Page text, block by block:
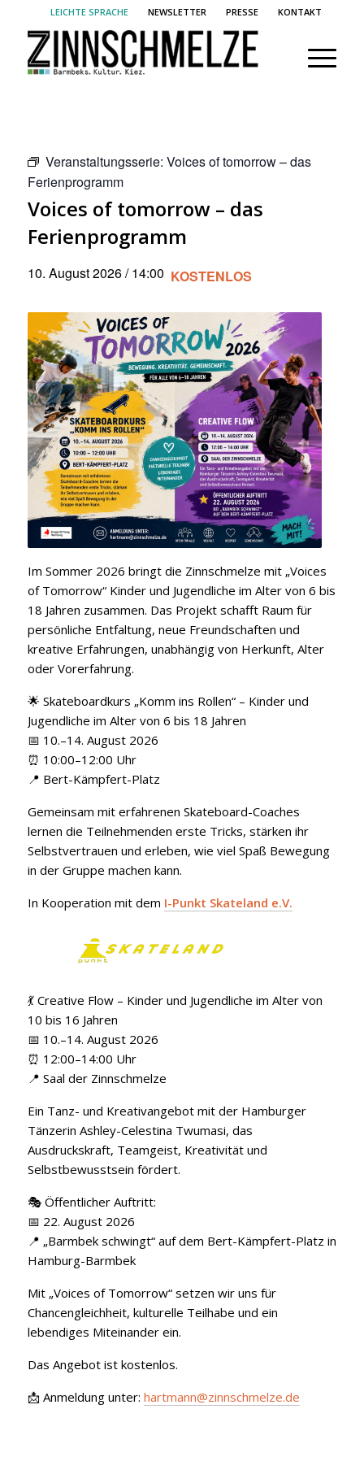
LEICHTE SPRACHE NEWSLETTER PRESSE KONTAKT
Veranstaltungsserie: Voices of tomorrow – das
Ferienprogramm
Voices of tomorrow – das
Ferienprogramm
10. August 2026 / 14:00 KOSTENLOS
Im Sommer 2026 bringt die Zinnschmelze mit „Voices
of Tomorrow“ Kinder und Jugendliche im Alter von 6 bis
18 Jahren zusammen. Das Projekt schafft Raum für
persönliche Entfaltung, neue Freundschaften und
kreative Erfahrungen, unabhängig von Herkunft, Alter
oder Vorerfahrung.
🌟 Skateboardkurs „Komm ins Rollen“ – Kinder und
Jugendliche im Alter von 6 bis 18 Jahren
📅 10.–14. August 2026
⏰ 10:00–12:00 Uhr
📍 Bert-Kämpfert-Platz
Gemeinsam mit erfahrenen Skateboard-Coaches
lernen die Teilnehmenden erste Tricks, stärken ihr
Selbstvertrauen und erleben, wie viel Spaß Bewegung
in der Gruppe machen kann.
In Kooperation mit dem I-Punkt Skateland e.V.
💃 Creative Flow – Kinder und Jugendliche im Alter von
10 bis 16 Jahren
📅 10.–14. August 2026
⏰ 12:00–14:00 Uhr
📍 Saal der Zinnschmelze
Ein Tanz- und Kreativangebot mit der Hamburger
Tänzerin Ashley-Celestina Twumasi, das
Ausdruckskraft, Teamgeist, Kreativität und
Selbstbewusstsein fördert.
🎭 Öffentlicher Auftritt:
📅 22. August 2026
📍 „Barmbek schwingt“ auf dem Bert-Kämpfert-Platz in
Hamburg-Barmbek
Mit „Voices of Tomorrow“ setzen wir uns für
Chancengleichheit, kulturelle Teilhabe und ein
lebendiges Miteinander ein.
Das Angebot ist kostenlos.
📩 Anmeldung unter: hartmann@zinnschmelze.de